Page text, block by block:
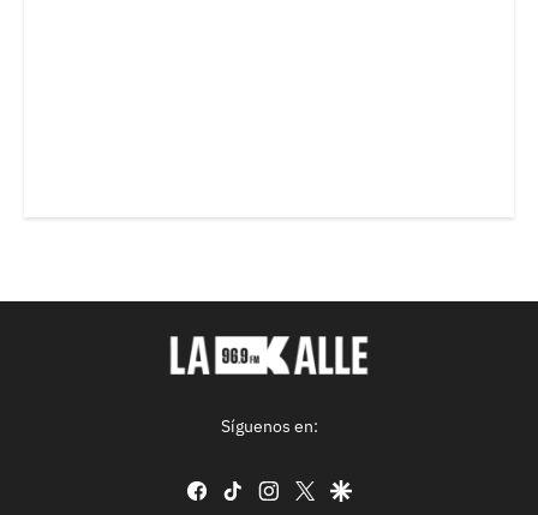
Síguenos en:
facebook
tiktok instagram
twittergoogle